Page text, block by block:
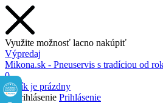
Využite možnosť lacno nakúpiť
Výpredaj
Mikona.sk - Pneuservis s tradíciou od
0
Košík je prázdny
Prihlásenie